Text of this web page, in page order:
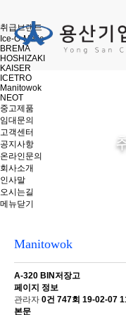
취급브랜드
Ice-O-Matic
BREMA
HOSHIZAKI
KAISER
ICETRO
Manitowok
NEOT
중고제품
임대문의
고객센터
공지사항
온라인문의
회사소개
인사말
오시는길
메뉴닫기
Manitowok
A-320 BIN저장고
페이지 정보
관라자 0건 747회 19-02-07
본문